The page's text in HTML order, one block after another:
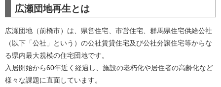
広瀬団地再生とは
広瀬団地（前橋市）は、県営住宅、市営住宅、群馬県住宅供給公社
（以下「公社」という）の公社賃貸住宅及び公社分譲住宅等からな
る県内最大規模の住宅団地です。
入居開始から60年近く経過し、施設の老朽化や居住者の高齢化など
様々な課題に直面しています。